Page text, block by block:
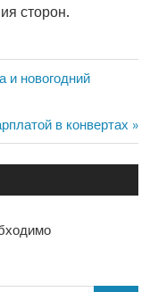
сторон.
и новогодний
в конвертах